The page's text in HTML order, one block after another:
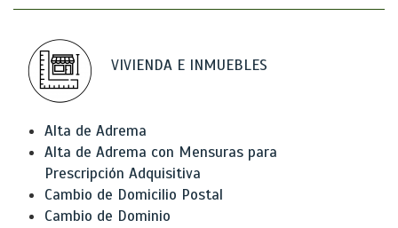
VIVIENDA E INMUEBLES
Alta de Adrema
Alta de Adrema con Mensuras para
Prescripción Adquisitiva
Cambio de Domicilio Postal
Cambio de Dominio